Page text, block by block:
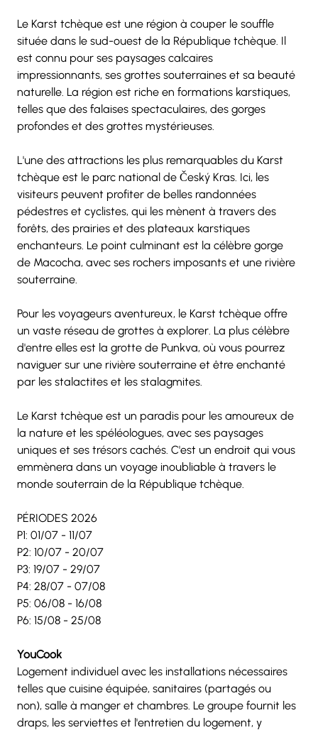
Le Karst tchèque est une région à couper le souffle
située dans le sud-ouest de la République tchèque. Il
est connu pour ses paysages calcaires
impressionnants, ses grottes souterraines et sa beauté
naturelle. La région est riche en formations karstiques,
telles que des falaises spectaculaires, des gorges
profondes et des grottes mystérieuses.
L'une des attractions les plus remarquables du Karst
tchèque est le parc national de Český Kras. Ici, les
visiteurs peuvent profiter de belles randonnées
pédestres et cyclistes, qui les mènent à travers des
forêts, des prairies et des plateaux karstiques
enchanteurs. Le point culminant est la célèbre gorge
de Macocha, avec ses rochers imposants et une rivière
souterraine.
Pour les voyageurs aventureux, le Karst tchèque offre
un vaste réseau de grottes à explorer. La plus célèbre
d'entre elles est la grotte de Punkva, où vous pourrez
naviguer sur une rivière souterraine et être enchanté
par les stalactites et les stalagmites.
Le Karst tchèque est un paradis pour les amoureux de
la nature et les spéléologues, avec ses paysages
uniques et ses trésors cachés. C'est un endroit qui vous
emmènera dans un voyage inoubliable à travers le
monde souterrain de la République tchèque.
PÉRIODES 2026
P1: 01/07 - 11/07
P2: 10/07 - 20/07
P3: 19/07 - 29/07
P4: 28/07 - 07/08
P5: 06/08 - 16/08
P6: 15/08 - 25/08
YouCook
Logement individuel avec les installations nécessaires
telles que cuisine équipée, sanitaires (partagés ou
non), salle à manger et chambres. Le groupe fournit les
draps, les serviettes et l'entretien du logement, y